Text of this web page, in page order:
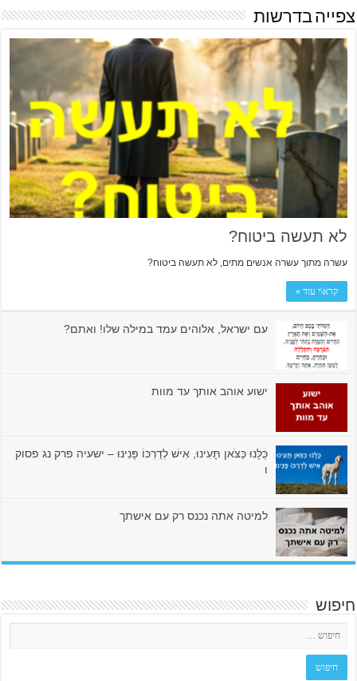
צפייה בדרשות
לא תעשה ביטוח?
עשרה מתוך עשרה אנשים מתים, לא תעשה ביטוח?
קרא\י עוד »
עם ישראל, אלוהים עמד במילה שלו! ואתם?
ישוע אוהב אותך עד מוות
כֻּלָּנוּ כַּצֹּאן תָּעִינוּ, אִישׁ לְדַרְכּוֹ פָּנִינוּ – ישעיה פרק נג פסוק
ו
למיטה אתה נכנס רק עם אישתך
חיפוש